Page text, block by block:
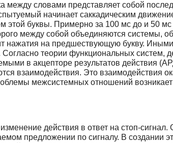
словами представляет собой
начинает саккадическим
этой буквы. Примерно за 100 мс до и 50
между собой объединяются системы,
нажатия на предшествующую букву.
теории функциональных систем,
в акцепторе результатов действия
взаимодействия. Это взаимодействия
межсистемных отношений
действия в ответ на стоп-сигнал.
предложении по сигналу. В создании